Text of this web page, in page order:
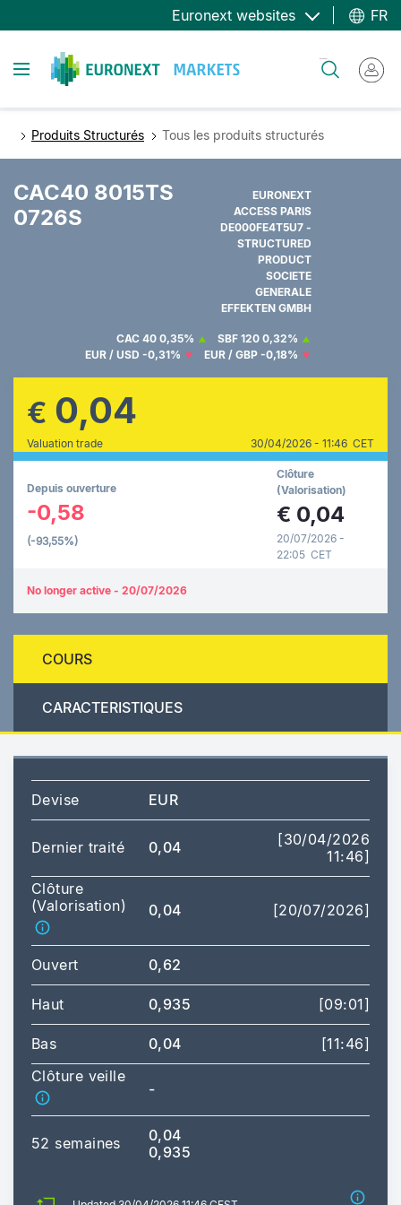
au
principal
Euronext websites FR
Toggle navigation
Produits Structurés Tous les produits structurés
CAC40 8015TS
0726S
EURONEXT
ACCESS PARIS
DE000FE4T5U7 -
STRUCTURED
PRODUCT
SOCIETE
GENERALE
EFFEKTEN GMBH
CAC 40 0,35% SBF 120 0,32%
EUR / USD -0,31% EUR / GBP -0,18%
€ 0,04
Valuation trade 30/04/2026 - 11:46 CET
Depuis ouverture
-0,58
(-93,55%)
Clôture
(Valorisation)
€ 0,04
20/07/2026 -
22:05 CET
No longer active - 20/07/2026
COURS
CARACTERISTIQUES
Devise EUR
Dernier traité 0,04
[30/04/2026
11:46]
Clôture
(Valorisation)
0,04 [20/07/2026]
Ouvert 0,62
Haut 0,935 [09:01]
Bas 0,04
[11:46]
Clôture veille
-
52 semaines
0,04
0,935